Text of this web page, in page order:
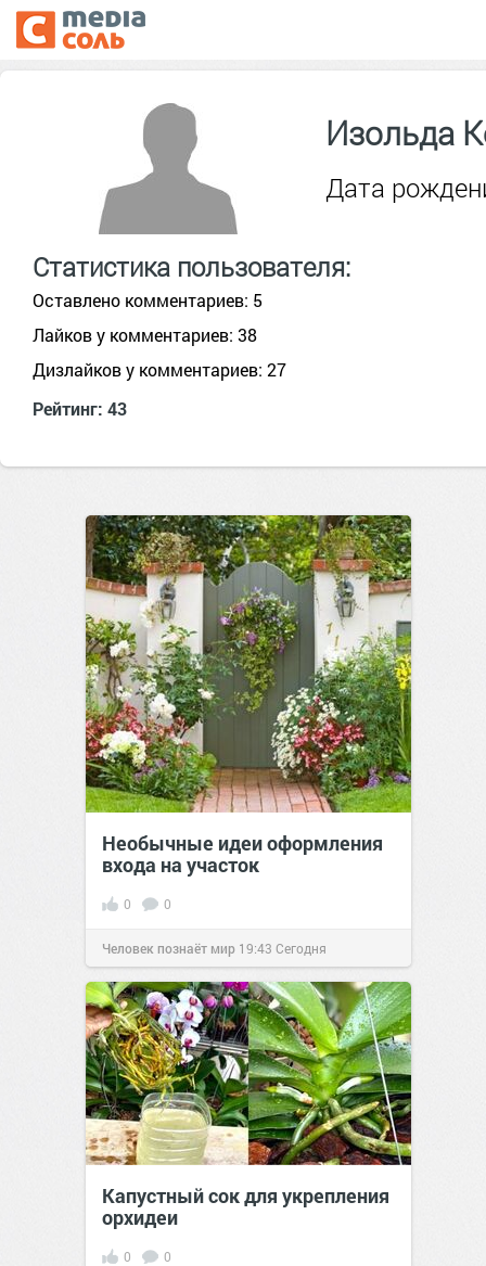
Изольда
Дата
Статистика пользователя:
Оставлено комментариев: 5
Лайков у комментариев: 38
Дизлайков у комментариев: 27
Рейтинг: 43
Необычные идеи оформления
входа на участок
0 0
Человек познаёт мир 19:43 Сегодня
Капустный сок для укрепления
орхидеи
0 0